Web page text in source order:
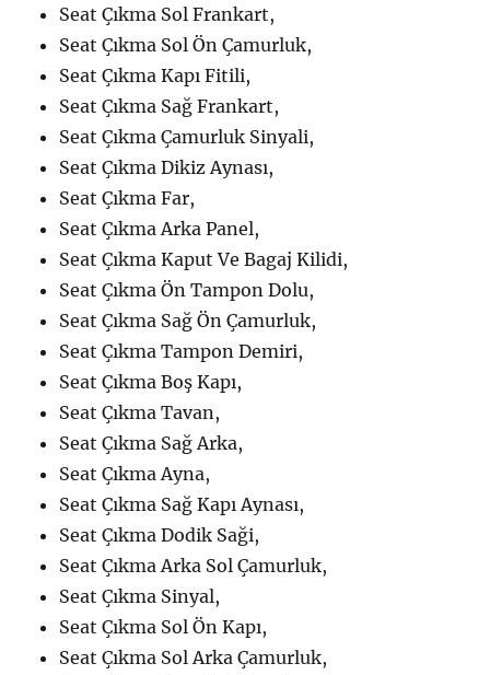
Seat Çıkma Sol Frankart,
Seat Çıkma Sol Ön Çamurluk,
Seat Çıkma Kapı Fitili,
Seat Çıkma Sağ Frankart,
Seat Çıkma Çamurluk Sinyali,
Seat Çıkma Dikiz Aynası,
Seat Çıkma Far,
Seat Çıkma Arka Panel,
Seat Çıkma Kaput Ve Bagaj Kilidi,
Seat Çıkma Ön Tampon Dolu,
Seat Çıkma Sağ Ön Çamurluk,
Seat Çıkma Tampon Demiri,
Seat Çıkma Boş Kapı,
Seat Çıkma Tavan,
Seat Çıkma Sağ Arka,
Seat Çıkma Ayna,
Seat Çıkma Sağ Kapı Aynası,
Seat Çıkma Dodik Saği,
Seat Çıkma Arka Sol Çamurluk,
Seat Çıkma Sinyal,
Seat Çıkma Sol Ön Kapı,
Seat Çıkma Sol Arka Çamurluk,